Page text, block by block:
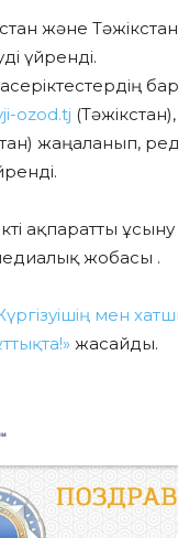
және
үйренді.
ozod.tj (Тәжікстан),
жаңаланып,
ақпаратты
жобасы .
мен
жасайды.